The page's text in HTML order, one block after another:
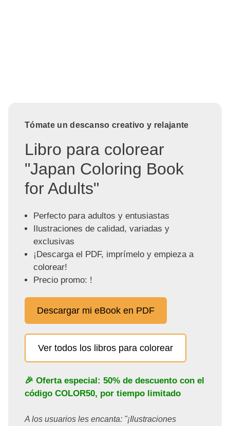
Tómate un descanso creativo y relajante
Libro para colorear
"Japan Coloring Book
for Adults"
Perfecto para adultos y entusiastas
Ilustraciones de calidad, variadas y
exclusivas
¡Descarga el PDF, imprímelo y empieza a
colorear!
Precio promo: !
Descargar mi eBook en PDF
Ver todos los libros para colorear
🎉 Oferta especial: 50% de descuento con el
código COLOR50, por tiempo limitado
A los usuarios les encanta: "¡Ilustraciones